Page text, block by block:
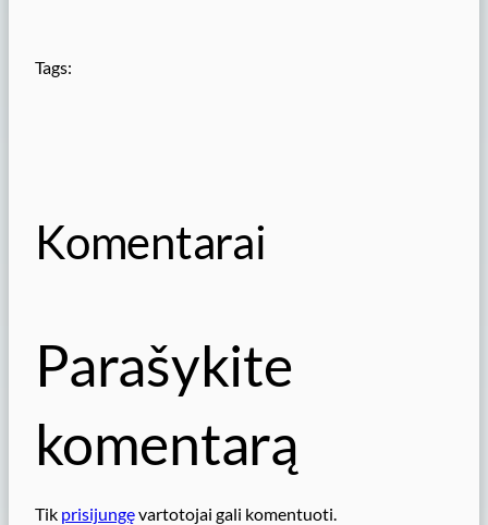
Tags:
Komentarai
Parašykite
komentarą
Tik prisijungęvartotojai gali komentuoti.